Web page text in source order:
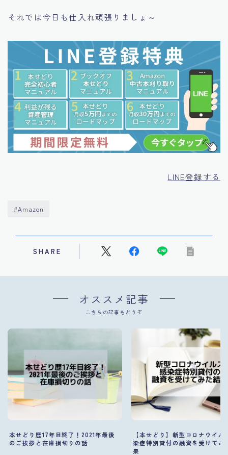
それでは今日も仕入れ頑張りましょ～
LINE登録する
#Amazon
SHARE
オススメ記事
こちらの記事もどうぞ
本せどり歴17年目終了！2021年最後
のご挨拶と在庫損切りの話
【本せどり】新型コロナウイル
染症特別貸付の融資を受けてみ
果